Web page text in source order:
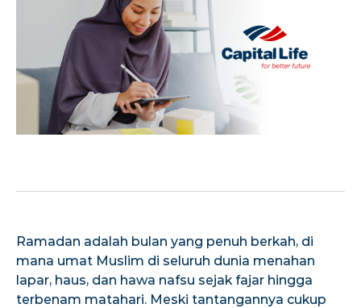
Ramadan adalah bulan yang penuh berkah, di
mana umat Muslim di seluruh dunia menahan
lapar, haus, dan hawa nafsu sejak fajar hingga
terbenam matahari. Meski tantangannya cukup